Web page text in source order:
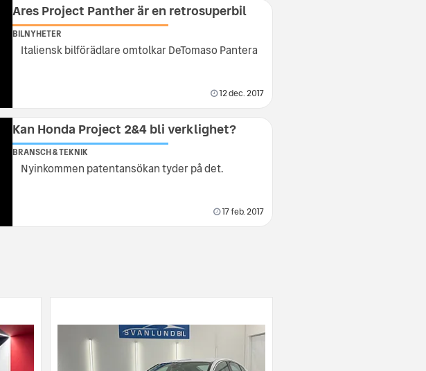
Ares Project Panther är en retrosuperbil
BILNYHETER
Italiensk bilförädlare omtolkar DeTomaso Pantera
12 dec. 2017
Kan Honda Project 2&4 bli verklighet?
BRANSCH & TEKNIK
Nyinkommen patentansökan tyder på det.
17 feb. 2017